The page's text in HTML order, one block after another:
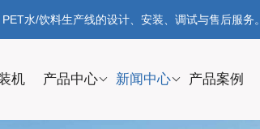
水/饮料生产线的设计、安装、调试与售后服务。
机 产品中心 新闻中心 产品案例